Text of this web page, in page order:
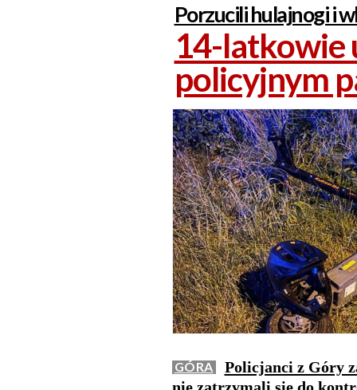
Porzucili hulajnogi i
14-latkowie
policyjnym
GÓRA
Policjanci z Góry